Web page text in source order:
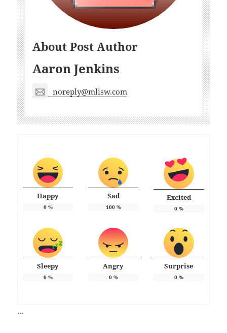
About Post Author
Aaron Jenkins
noreply@mlisw.com
Happy
0%
Sad
100%
Excited
0%
Sleepy
0%
Angry
0%
Surprise
0%
…